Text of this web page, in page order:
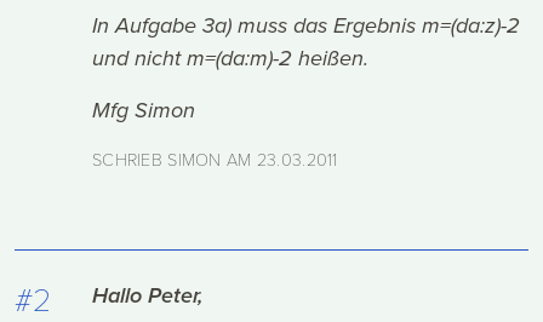
In Aufgabe 3a) muss das Ergebnis m=(da:z)-2
und nicht m=(da:m)-2 heißen.
Mfg Simon
SCHRIEB SIMON AM 23.03.2011
#2
Hallo Peter,